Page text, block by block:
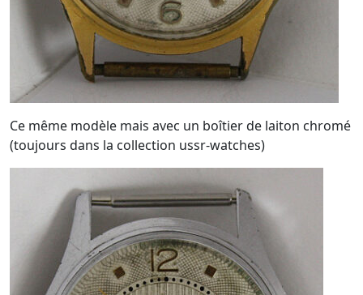
Ce même modèle mais avec un boîtier de laiton chromé
(toujours dans la collection ussr-watches)